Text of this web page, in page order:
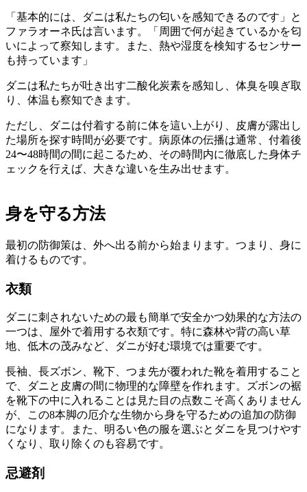
「基本的には、ダニは私たちの匂いを感知できるのです」と
ファラオーネ氏は言います。「周囲で何が起きているかを匂
いによって察知します。また、熱や湿度を検知するセンサー
も持っています」
ダニは私たちが吐き出す二酸化炭素を感知し、体臭を嗅ぎ取
り、体温も察知できます。
ただし、ダニは付着する前に体を這い上がり、皮膚が露出し
た場所を探す時間が必要です。病原体の伝播は通常、付着後
24〜48時間の間に起こるため、その時間内に徹底した身体チ
ェックを行えば、大きな違いを生み出せます。
身を守る方法
最初の防御策は、外へ出る前から始まります。つまり、身に
着けるものです。
衣類
ダニに刺されないための最も簡単で安全かつ効果的な方法の
一つは、屋外で着用する衣類です。特に森林や背の高い草
地、低木の茂みなど、ダニが好む環境では重要です。
長袖、長ズボン、靴下、つま先が覆われた靴を着用すること
で、ダニと皮膚の間に物理的な障壁を作れます。ズボンの裾
を靴下の中に入れることは見た目の点数こそ高くありません
が、この8本脚の厄介な生物から身を守るための追加の防御
になります。また、明るい色の服を選ぶとダニを見つけやす
くなり、取り除くのも容易です。
忌避剤